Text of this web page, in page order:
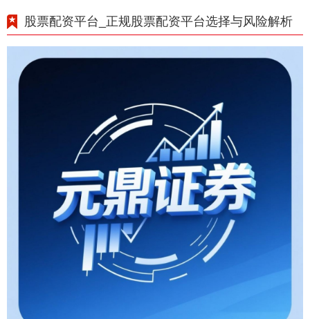
股票配资平台_正规股票配资平台选择与风险解析